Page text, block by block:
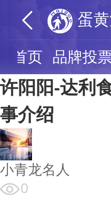
蛋
首页 品牌投
许阳阳-达利
事介绍
小青龙名人
0